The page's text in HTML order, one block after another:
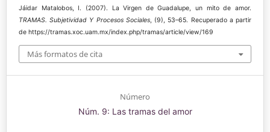
Jáidar Matalobos, I. (2007). La Virgen de Guadalupe, un mito de amor.
TRAMAS. Subjetividad Y Procesos Sociales, (9), 53–65. Recuperado a partir
de https://tramas.xoc.uam.mx/index.php/tramas/article/view/169
Más formatos de cita
Número
Núm. 9: Las tramas del amor